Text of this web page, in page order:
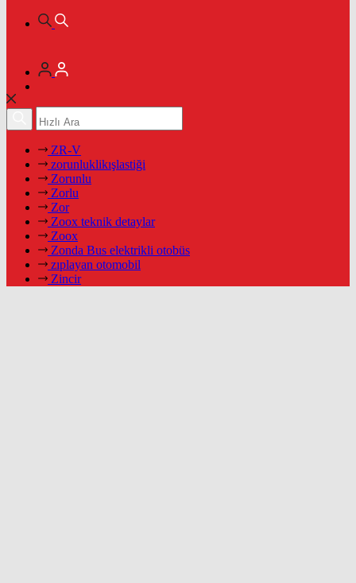
ZR-V
zorunluklikışlastiği
Zorunlu
Zorlu
Zor
Zoox teknik detaylar
Zoox
Zonda Bus elektrikli otobüs
zıplayan otomobil
Zincir